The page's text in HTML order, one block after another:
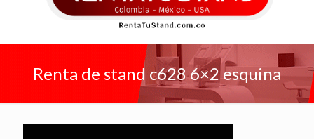
Renta de stand c628 6×2 esquina